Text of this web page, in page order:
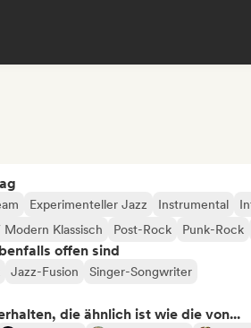
Experimenteller Jazz Instrumental
Klassisch Post-Rock Punk-Rock
offen sind
Jazz-Fusion Singer-Songwriter
die ähnlich ist wie die von...